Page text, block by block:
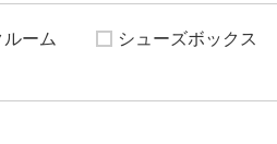
ルーム シューズボックス